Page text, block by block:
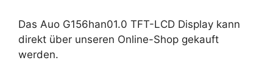
Das Auo G156han01.0 TFT-LCD Display kann
direkt über unseren Online-Shop gekauft
werden.